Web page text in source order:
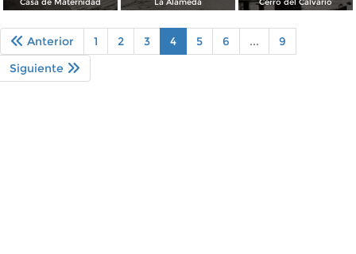
Anterior 1 2 3 4 5 6 ...
9
Siguiente